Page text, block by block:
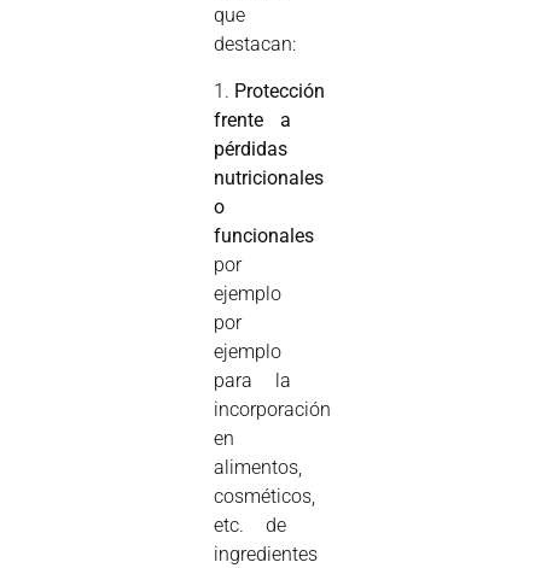
que
destacan:
1. Protección
frente a
pérdidas
nutricionales
o
funcionales
por
ejemplo
por
ejemplo
para la
incorporación
en
alimentos,
cosméticos,
etc. de
ingredientes